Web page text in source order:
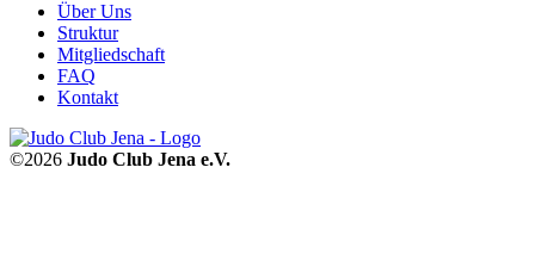
Über Uns
Struktur
Mitgliedschaft
FAQ
Kontakt
©2026 Judo Club Jena e.V.